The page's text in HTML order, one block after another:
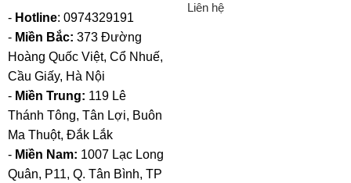
- Hotline: 0974329191
- Miền Bắc: 373 Đường
Hoàng Quốc Việt, Cổ Nhuế,
Cầu Giấy, Hà Nội
- Miền Trung: 119 Lê
Thánh Tông, Tân Lợi, Buôn
Ma Thuột, Đắk Lắk
- Miền Nam: 1007 Lạc Long
Quân, P11, Q. Tân Bình, TP
Liên hệ